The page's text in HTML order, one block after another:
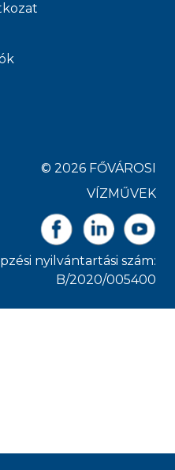
© 2026 FŐVÁROSI
VÍZMŰVEK
nyilvántartási szám:
B/2020/005400